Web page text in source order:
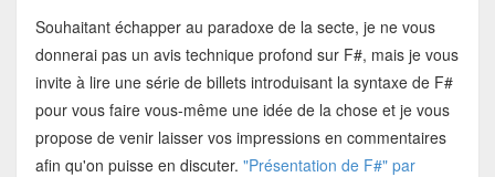
Souhaitant échapper au paradoxe de la secte, je ne vous
donnerai pas un avis technique profond sur F#, mais je vous
invite à lire une série de billets introduisant la syntaxe de F#
pour vous faire vous-même une idée de la chose et je vous
propose de venir laisser vos impressions en commentaires
afin qu'on puisse en discuter. "Présentation de F#" par